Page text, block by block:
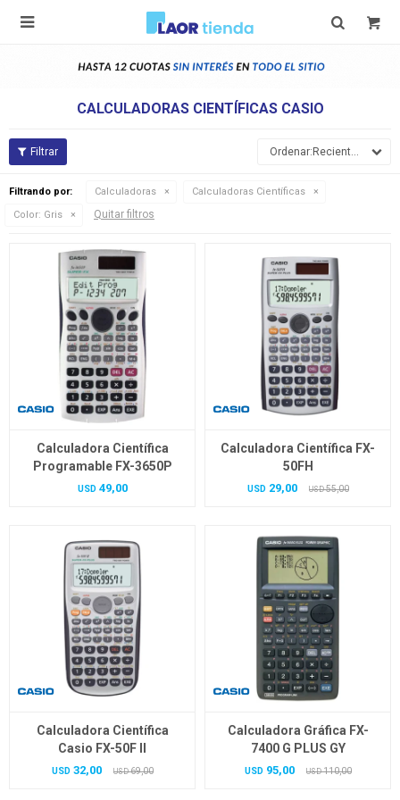

CALCULADORAS CIENTÍFICAS CASIO
Recientes
Filtrando por: Calculadoras
Calculadoras Científicas
Color: Gris Quitar filtros
Calculadora Científica
Programable FX-3650P
USD 49,00
Calculadora Científica FX-
50FH
USD 29,00 USD 55,00
Calculadora Científica
Casio FX-50F II
USD 32,00 USD 69,00
Calculadora Gráfica FX-
7400 G PLUS GY
USD 95,00 USD 110,00